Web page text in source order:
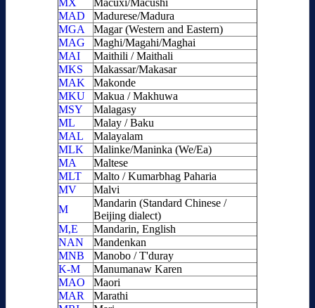
MX
Macuxi/Macushi
MAD
Madurese/Madura
MGA
Magar (Western and Eastern)
MAG
Maghi/Magahi/Maghai
MAI
Maithili / Maithali
MKS
Makassar/Makasar
MAK
Makonde
MKU
Makua / Makhuwa
MSY
Malagasy
ML
Malay / Baku
MAL
Malayalam
MLK
Malinke/Maninka (We/Ea)
MA
Maltese
MLT
Malto / Kumarbhag Paharia
MV
Malvi
M
Mandarin (Standard Chinese /
Beijing dialect)
M,E
Mandarin, English
NAN
Mandenkan
MNB
Manobo / T'duray
K-M
Manumanaw Karen
MAO
Maori
MAR
Marathi